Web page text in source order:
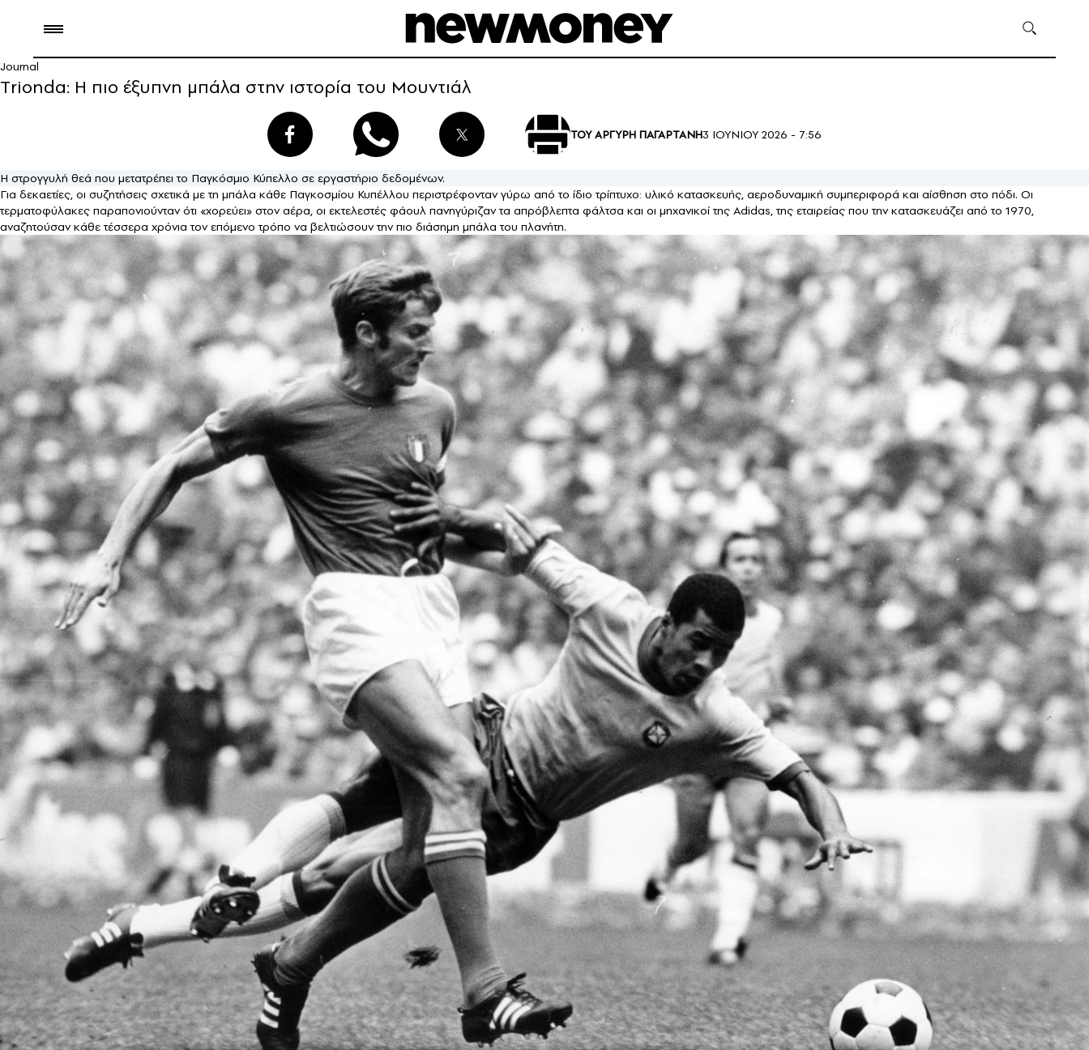
Journal
Τrionda: Η πιο έξυπνη μπάλα στην ιστορία του Μουντιάλ
ΤΟΥ ΑΡΓΥΡΗ ΠΑΓΑΡΤΑΝΗ3 ΙΟΥΝΙΟΥ 2026 - 7:56
Η στρογγυλή θεά που μετατρέπει το Παγκόσμιο Κύπελλο σε εργαστήριο δεδομένων.
Για δεκαετίες, οι συζητήσεις σχετικά με τη μπάλα κάθε Παγκοσμίου Κυπέλλου περιστρέφονταν γύρω από το ίδιο τρίπτυχο: υλικό κατασκευής, αεροδυναμική συμπεριφορά και αίσθηση στο πόδι. Οι
τερματοφύλακες παραπονιούνταν ότι «χορεύει» στον αέρα, οι εκτελεστές φάουλ πανηγύριζαν τα απρόβλεπτα φάλτσα και οι μηχανικοί της Adidas, της εταιρείας που την κατασκευάζει από το 1970,
αναζητούσαν κάθε τέσσερα χρόνια τον επόμενο τρόπο να βελτιώσουν την πιο διάσημη μπάλα του πλανήτη.